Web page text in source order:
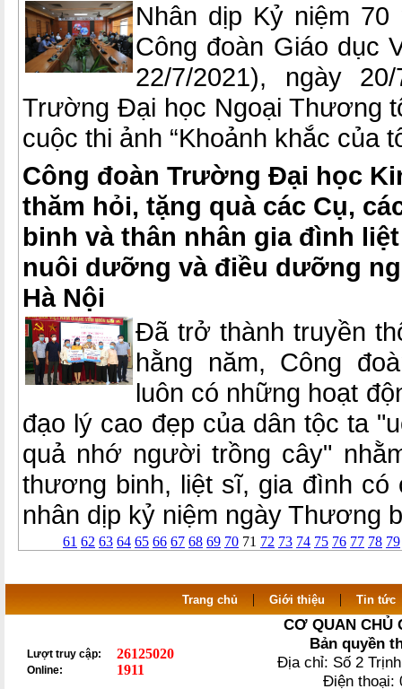
Nhân dịp Kỷ niệm 70
Công đoàn Giáo dục
22/7/2021), ngày
Trường Đại học Ngoại Thương
cuộc thi ảnh “Khoảnh khắc của
Công đoàn Trường Đại học
thăm hỏi, tặng quà các Cụ,
binh và thân nhân gia đình
nuôi dưỡng và điều dưỡng
Hà Nội
Đã trở thành truyền
hằng năm, Công
luôn có những hoạt
đạo lý cao đẹp của dân tộc ta
quả nhớ người trồng cây"
thương binh, liệt sĩ, gia đình có
nhân dịp kỷ niệm ngày Thương
61 62 63 64 65 66 67 68 69 70 71 72 73 74 75 76 77 78 79
Trang chủ | Giới thiệu | Tin tức
Lượt truy cập: 26125020
Online: 1911
CƠ QUAN CHỦ
Bản quyền
Địa chỉ: Số 2
Điện